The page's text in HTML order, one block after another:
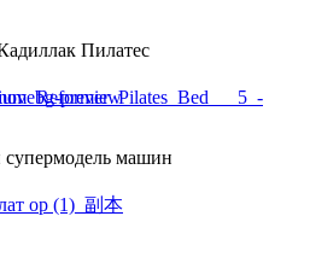
Пилатес
машин